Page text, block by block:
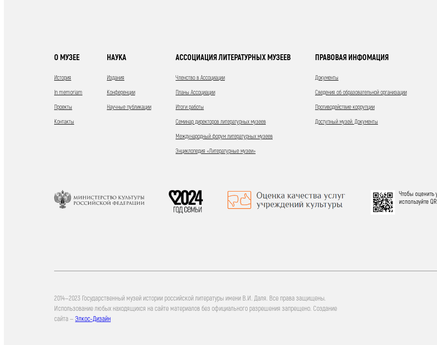
О МУЗЕЕ
История
In memoriam
Проекты
Контакты
НАУКА
Издания
Конференции
Научные публикации
АССОЦИАЦИЯ ЛИТЕРАТУРНЫХ МУЗЕЕВ
Членство в Ассоциации
Планы Ассоциации
Итоги работы
Семинар директоров литературных музеев
Международный форум литературных музеев
Энциклопедия «Литературные музеи»
ПРАВОВАЯ ИНФОМАЦИЯ
Документы
Сведения об образовательной организации
Противодействие коррупции
Доступный музей. Документы
Чтобы оценить
используйте
2014—2023 Государственный музей истории российской литературы имени В.И. Даля. Все права защищены.
Использование любых находящихся на сайте материалов без официального разрешения запрещено. Создание
сайта — Элкос-Дизайн